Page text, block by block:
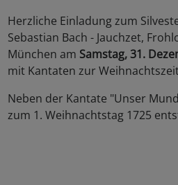
Herzliche Einladung zum
Sebastian Bach - Jauchzet,
München am Samstag, 31.
mit Kantaten zur
Neben der Kantate "Unser
zum 1. Weihnachtstag 1725